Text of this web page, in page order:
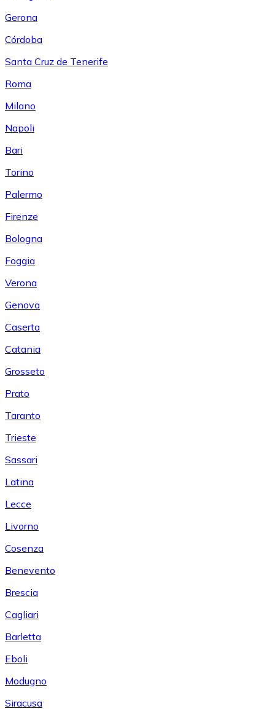
Gerona
Córdoba
Santa Cruz de Tenerife
Roma
Milano
Napoli
Bari
Torino
Palermo
Firenze
Bologna
Foggia
Verona
Genova
Caserta
Catania
Grosseto
Prato
Taranto
Trieste
Sassari
Latina
Lecce
Livorno
Cosenza
Benevento
Brescia
Cagliari
Barletta
Eboli
Modugno
Siracusa